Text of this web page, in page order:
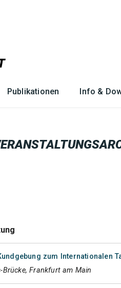
Publikationen Info &
zum Internationalen
Brücke, Frankfurt am Main